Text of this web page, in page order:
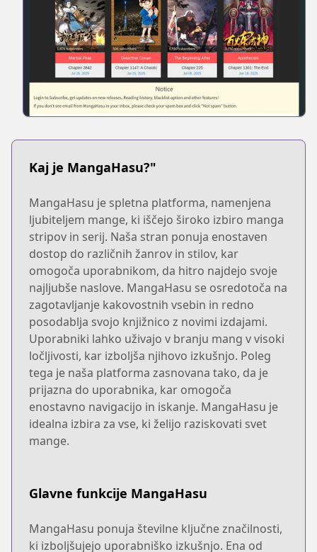
Kaj je MangaHasu?"
MangaHasu je spletna platforma, namenjena
ljubiteljem mange, ki iščejo široko izbiro manga
stripov in serij. Naša stran ponuja enostaven
dostop do različnih žanrov in stilov, kar
omogoča uporabnikom, da hitro najdejo svoje
najljubše naslove. MangaHasu se osredotoča na
zagotavljanje kakovostnih vsebin in redno
posodablja svojo knjižnico z novimi izdajami.
Uporabniki lahko uživajo v branju mang v visoki
ločljivosti, kar izboljša njihovo izkušnjo. Poleg
tega je naša platforma zasnovana tako, da je
prijazna do uporabnika, kar omogoča
enostavno navigacijo in iskanje. MangaHasu je
idealna izbira za vse, ki želijo raziskovati svet
mange.
Glavne funkcije MangaHasu
MangaHasu ponuja številne ključne značilnosti,
ki izboljšujejo uporabniško izkušnjo. Ena od